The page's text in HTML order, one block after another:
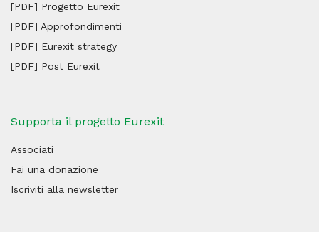
[PDF] Progetto Eurexit
[PDF] Approfondimenti
[PDF] Eurexit strategy
[PDF] Post Eurexit
Supporta il progetto Eurexit
Associati
Fai una donazione
Iscriviti alla newsletter